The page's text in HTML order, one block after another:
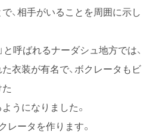
、相手がいることを周囲に示し
と呼ばれるナーダシュ地方では、
衣装が有名で、ボクレータもビ
うになりました。
レータを作ります。